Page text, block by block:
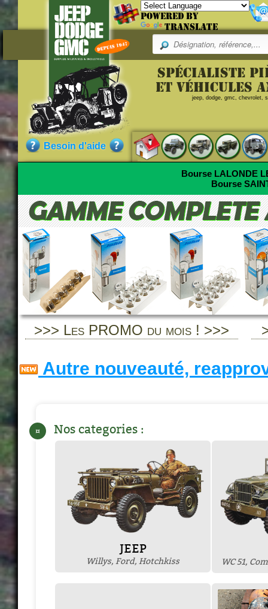
Powered by
Translate
Besoin d'aide
Spécialiste
et véhicules
jeep, dodge, gmc, chevrolet,
Bourse LALONDE
Bourse
>>> Les PROMO du mois ! >>>
Autre nouveauté,
¤ Nos categories :
JEEP
Willys, Ford, Hotchkiss WC 51,